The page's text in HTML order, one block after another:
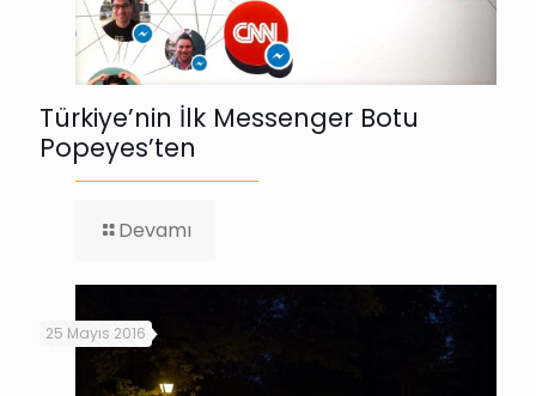
Türkiye’nin İlk Messenger Botu
Popeyes’ten
Devamı
Messenger
25 Mayıs 2016